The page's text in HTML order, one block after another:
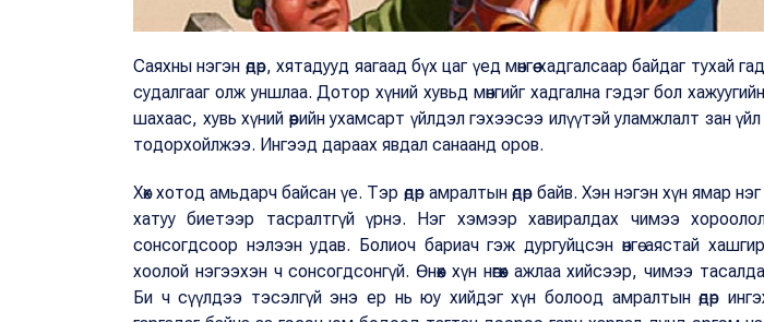
Саяхны нэгэн өдөр, хятадууд яагаад бүх цаг үед мөнгөө хадгалсаар байдаг тухай
судалгааг олж уншлаа. Дотор хүний хувьд мөнгийг хадгална гэдэг бол
шахаас, хувь хүний өөрийн ухамсарт үйлдэл гэхээсээ илүүтэй уламжлалт зан
тодорхойлжээ. Ингээд дараах явдал санаанд оров.
Хөх хотод амьдарч байсан үе. Тэр өдөр амралтын өдөр байв. Хэн нэгэн хүн ямар нэг
хатуу биетээр тасралтгүй үрнэ. Нэг хэмээр хавиралдах чимээ
сонсогдсоор нэлээн удав. Болиоч бариач гэж дургуйцсэн өнгө аястай
хоолой нэгээхэн ч сонсогдсонгүй. Өнөөх хүн нөгөөх ажлаа хийсээр, чимээ
Би ч сүүлдээ тэсэлгүй энэ ер нь юу хийдэг хүн болоод амралтын өдөр